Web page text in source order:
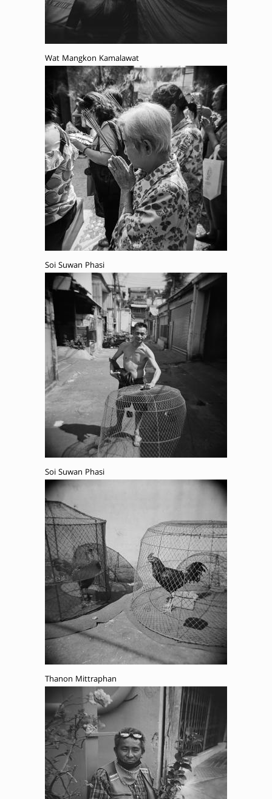
Wat Mangkon Kamalawat
Soi Suwan Phasi
Soi Suwan Phasi
Thanon Mittraphan